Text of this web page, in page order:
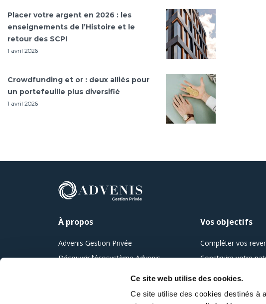
Ce site web utilise des cookies.
Ce site utilise des cookies destinés à
Placer votre argent en 2026 : les
enseignements de l’Histoire et le
retour des SCPI
1 avril 2026
Crowdfunding et or : deux alliés pour
un portefeuille plus diversifié
1 avril 2026
À propos
Advenis Gestion Privée
Découvrir l’écosystème Advenis
Vos objectifs
Compléter vos
Construire votre